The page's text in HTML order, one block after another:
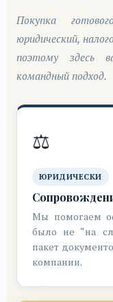
Покупка
юридический,
поэтому здесь
командный подход.
⚖️
ЮРИДИЧЕСКИ
Мы помогаем
было не “на
пакет
компании.